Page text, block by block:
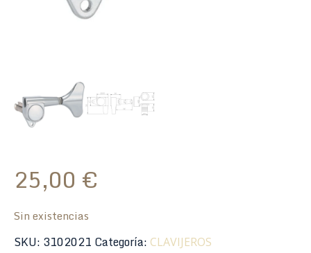
25,00 €
Sin existencias
SKU: 3102021 Categoría: CLAVIJEROS